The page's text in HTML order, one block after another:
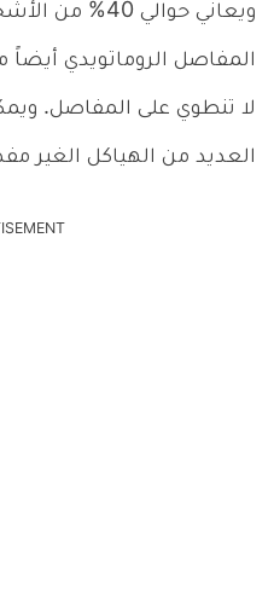
ويعاني حوالي
المفاصل الروماتويدي أيضاً
لا تنطوي على المفاصل.
العديد من الهياكل الغير